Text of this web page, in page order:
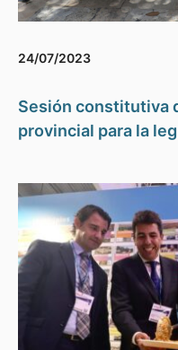
24/07/2023
Sesión constitutiva
provincial para la